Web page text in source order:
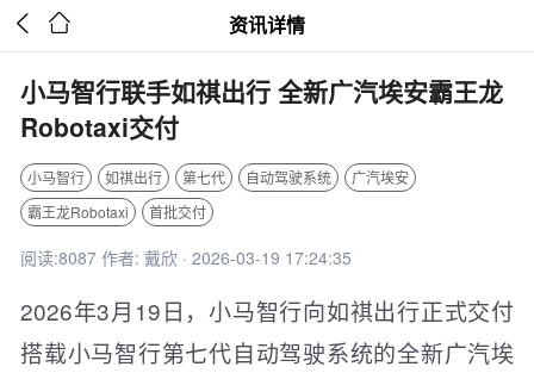
  资讯详情
小马智行联手如祺出行 全新广汽埃安霸王龙
Robotaxi交付
小马智行 如祺出行 第七代 自动驾驶系统
广汽埃安
霸王龙Robotaxi
首批交付
阅读:8087 作者: 戴欣 · 2026-03-19 17:24:35
2026年3月19日，小马智行向如祺出行正式交付
搭载小马智行第七代自动驾驶系统的全新广汽埃